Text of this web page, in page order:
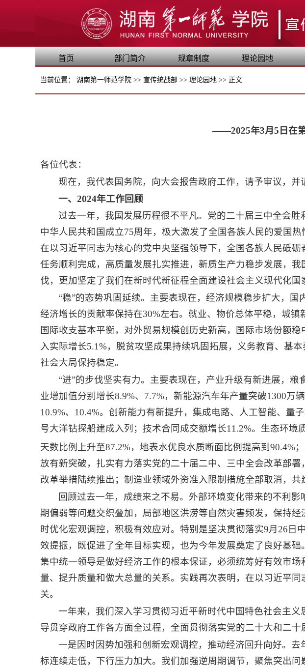
首页 部门简介 规章制度 理论园地
当前位置： 湖南第一师范学院 >> 宣传统战部 >> 理论园地 >> 正文
——2025年3月5日在
各位代表：
现在，我代表国务院，向大会报告政府工作，请予审议，并
一、2024年工作回顾
过去一年，我国发展历程很不平凡。党的二十届三中全会
中华人民共和国成立75周年，极大激发了全国各族人民的爱国
在以习近平同志为核心的党中央坚强领导下，全国各族人民砥
任务顺利完成，高质量发展扎实推进，新质生产力稳步发展，
伐，更加坚定了我们在新时代新征程全面建设社会主义现代化国
“稳”的态势巩固延续。主要表现在，经济规模稳步扩大，
经济增长的贡献率保持在30%左右。就业、物价总体平稳，城镇
国际收支基本平衡，对外贸易规模创历史新高，国际市场份额
入实际增长5.1%，脱贫攻坚成果持续巩固拓展，义务教育、基
社会大局保持稳定。
“进”的步伐坚实有力。主要表现在，产业升级有新进展，
业增加值分别增长8.9%、7.7%，新能源汽车年产量突破1300
10.9%、10.4%。创新能力有新提升，集成电路、人工智能、量
号大洋钻探船建成入列；技术合同成交额增长11.2%。生态环
天数比例上升至87.2%，地表水优良水质断面比例提高到90.4%
放有新突破，扎实有力落实党的二十届二中、三中全会改革部
改革举措陆续推出；制造业领域外资准入限制措施全部取消，共
回顾过去一年，成绩来之不易。外部环境变化带来的不利
期偏弱等问题交织叠加，局部地区洪涝等自然灾害频发，保持
时优化宏观调控，积极有效应对。特别是坚决贯彻落实9月26
效提振，既促进了全年目标实现，也为今年发展奠定了良好基
集中统一领导是做好经济工作的根本保证，必须统筹好有效市
量、提升质量和做大总量的关系。实践再次表明，在以习近平
关。
一年来，我们深入学习贯彻习近平新时代中国特色社会主
导贯穿政府工作各方面全过程，全面贯彻落实党的二十大和二
一是因时因势加强和创新宏观调控，推动经济回升向好。
标连续走低，下行压力加大。我们加强逆周期调节，聚焦突出